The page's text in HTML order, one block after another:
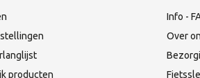
producten
Info -
Over